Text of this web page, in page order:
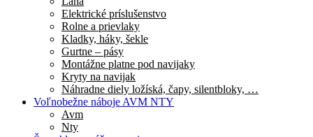
Elektrické príslušenstvo
Rolne a prievlaky
Kladky, háky, šekle
Gurtne – pásy
Montážne platne pod navijaky
Kryty na navijak
Náhradne diely ložíská, čapy, silentbloky, …
Voľnobežne náboje AVM NTY
Avm
Nty